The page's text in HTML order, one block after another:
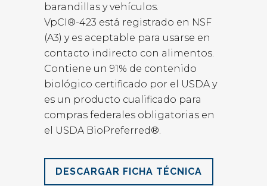
barandillas y vehículos.
VpCI®-423 está registrado en NSF
(A3) y es aceptable para usarse en
contacto indirecto con alimentos.
Contiene un 91% de contenido
biológico certificado por el USDA y
es un producto cualificado para
compras federales obligatorias en
el USDA BioPreferred®.
DESCARGAR FICHA TÉCNICA